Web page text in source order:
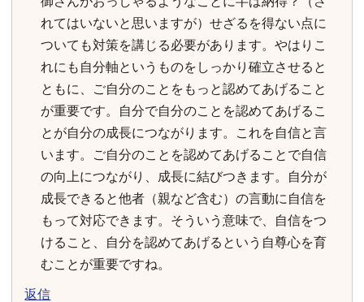
れてはいないと思いますが）せざるを得ない点に
ついても対策を講じる必要があります。やはりこ
れにも自分軸というものをしっかり確立させると
ともに、ご自分のことをもっと認めてあげること
が重要です。自分で自分のことを認めてあげるこ
とが自分の成長につながります。これを自信と言
います。ご自分のことを認めてあげることで自信
の向上につながり、成長に結びつきます。自分が
成長できると他者（親など含む）の言動に自信を
もって対応できます。そういう意味で、自信をつ
けること、自分を認めてあげるという自尊心を育
むことが重要ですね。
返信